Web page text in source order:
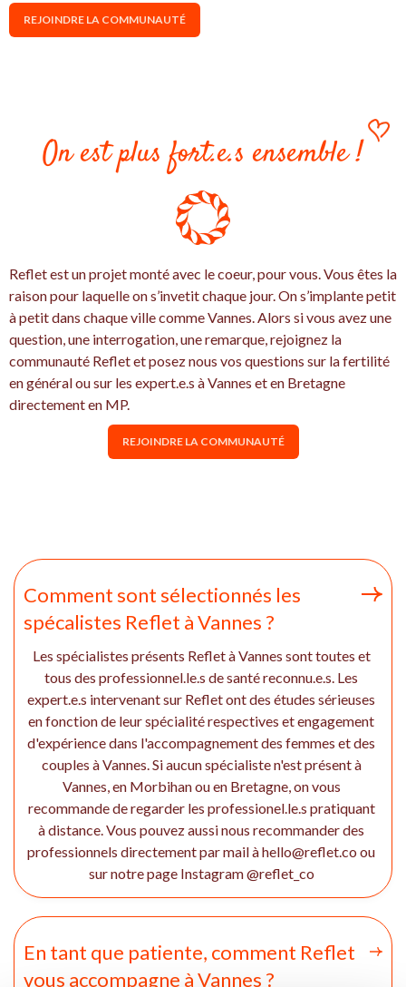
REJOINDRE LA COMMUNAUTÉ
On est plus fort.e.s ensemble !
Reflet est un projet monté avec le coeur, pour vous. Vous êtes la
raison pour laquelle on s’invetit chaque jour. On s’implante petit
à petit dans chaque ville comme Vannes. Alors si vous avez une
question, une interrogation, une remarque, rejoignez la
communauté Reflet et posez nous vos questions sur la fertilité
en général ou sur les expert.e.s à Vannes et en Bretagne
directement en MP.
REJOINDRE LA COMMUNAUTÉ
Comment sont sélectionnés les
spécalistes Reflet à Vannes ?
Les spécialistes présents Reflet à Vannes sont toutes et
tous des professionnel.le.s de santé reconnu.e.s. Les
expert.e.s intervenant sur Reflet ont des études sérieuses
en fonction de leur spécialité respectives et engagement
d'expérience dans l'accompagnement des femmes et des
couples à Vannes. Si aucun spécialiste n'est présent à
Vannes, en Morbihan ou en Bretagne, on vous
recommande de regarder les professionel.le.s pratiquant
à distance. Vous pouvez aussi nous recommander des
professionnels directement par mail à hello@reflet.co ou
sur notre page Instagram @reflet_co
En tant que patiente, comment Reflet
vous accompagne à Vannes ?